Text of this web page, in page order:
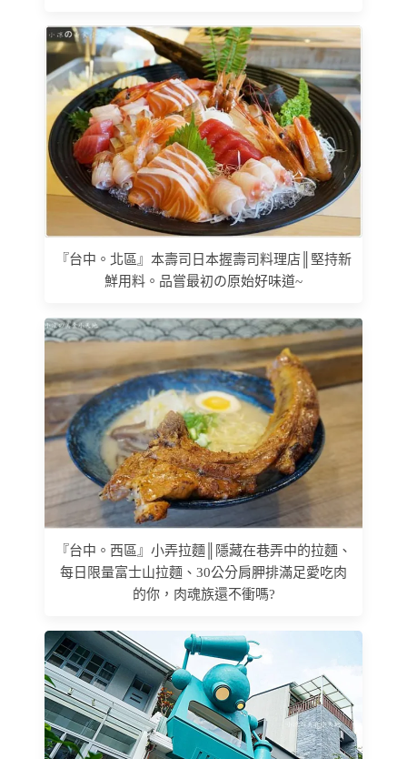
『台中。北區』本壽司日本握壽司料理店║堅持新
鮮用料。品嘗最初の原始好味道~
『台中。西區』小弄拉麵║隱藏在巷弄中的拉麵、
每日限量富士山拉麵、30公分肩胛排滿足愛吃肉
的你，肉魂族還不衝嗎?